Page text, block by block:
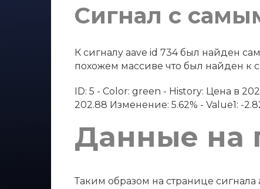
Сигнал с
К сигналу aave id 734 был найден
похожем массиве что был найден к
ID: 5 - Color: green - History: Цена в
202.88 Изменение: 5.62% - Value1: -
Данные на
Таким образом на странице